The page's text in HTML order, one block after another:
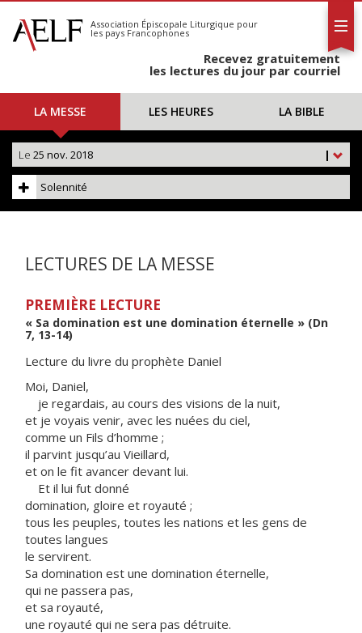
S'abonner
Calendrier
Association Épiscopale Liturgique pour
les pays Francophones
Recevez gratuitement
les lectures du jour par courriel
LA MESSE LES HEURES LA BIBLE
|
Le 25 nov. 2018
Solennité
LECTURES DE LA MESSE
PREMIÈRE LECTURE
« Sa domination est une domination éternelle » (Dn
7, 13-14)
Lecture du livre du prophète Daniel
Moi, Daniel,
je regardais, au cours des visions de la nuit,
et je voyais venir, avec les nuées du ciel,
comme un Fils d’homme ;
il parvint jusqu’au Vieillard,
et on le fit avancer devant lui.
Et il lui fut donné
domination, gloire et royauté ;
tous les peuples, toutes les nations et les gens de
toutes langues
le servirent.
Sa domination est une domination éternelle,
qui ne passera pas,
et sa royauté,
une royauté qui ne sera pas détruite.